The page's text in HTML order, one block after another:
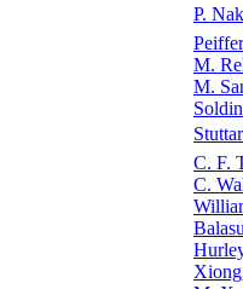
P.
Peiffer
M.
M.
Soldin
C. F.
C.
Xiong